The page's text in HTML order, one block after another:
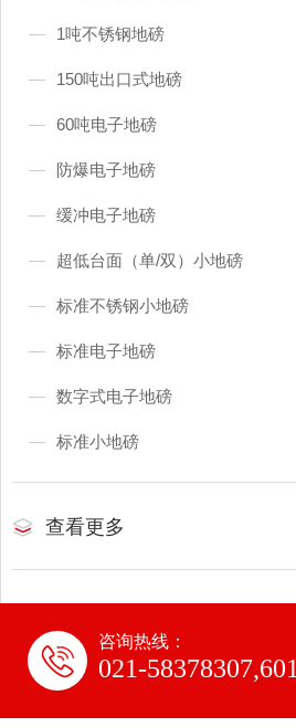
1吨不锈钢地磅
150吨出口式地磅
60吨电子地磅
防爆电子地磅
缓冲电子地磅
超低台面（单/双）小地磅
标准不锈钢小地磅
标准电子地磅
数字式电子地磅
标准小地磅
查看更多
咨询热线：
021-58378307,601